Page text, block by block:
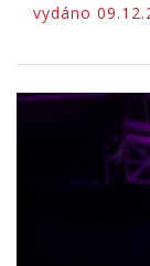
vydáno